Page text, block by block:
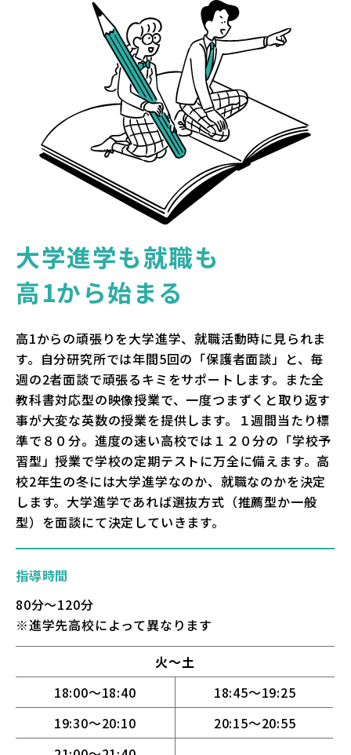
大学進学も就職も
高1から始まる
高1からの頑張りを大学進学、就職活動時に見られま
す。自分研究所では年間5回の「保護者面談」と、毎
週の2者面談で頑張るキミをサポートします。また全
教科書対応型の映像授業で、一度つまずくと取り返す
事が大変な英数の授業を提供します。１週間当たり標
準で８０分。進度の速い高校では１２０分の「学校予
習型」授業で学校の定期テストに万全に備えます。高
校2年生の冬には大学進学なのか、就職なのかを決定
します。大学進学であれば選抜方式（推薦型か一般
型）を面談にて決定していきます。
指導時間
80分〜120分
※進学先高校によって異なります
火〜土
18:00〜18:40
18:45〜19:25
19:30〜20:10
20:15〜20:55